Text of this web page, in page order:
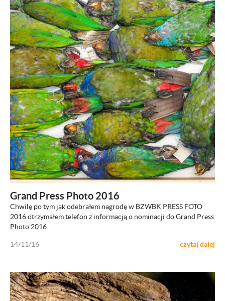
Grand Press Photo 2016
Chwilę po tym jak odebrałem nagrodę w BZWBK PRESS FOTO
2016 otrzymałem telefon z informacją o nominacji do Grand Press
Photo 2016.
14/11/16 czytaj dalej
ZOBACZ